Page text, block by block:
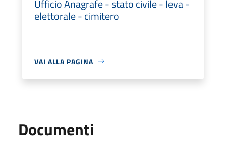
Ufficio Anagrafe - stato civile - leva -
elettorale - cimitero
VAI ALLA PAGINA
Documenti